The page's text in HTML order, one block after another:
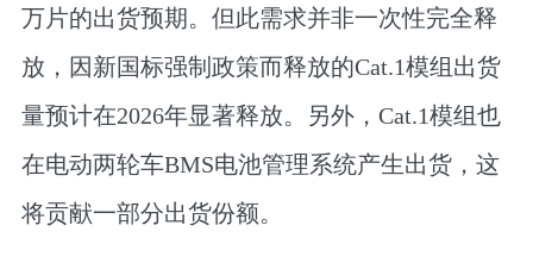
万片的出货预期。但此需求并非一次性完全释
放，因新国标强制政策而释放的Cat.1模组出货
量预计在2026年显著释放。另外，Cat.1模组也
在电动两轮车BMS电池管理系统产生出货，这
将贡献一部分出货份额。